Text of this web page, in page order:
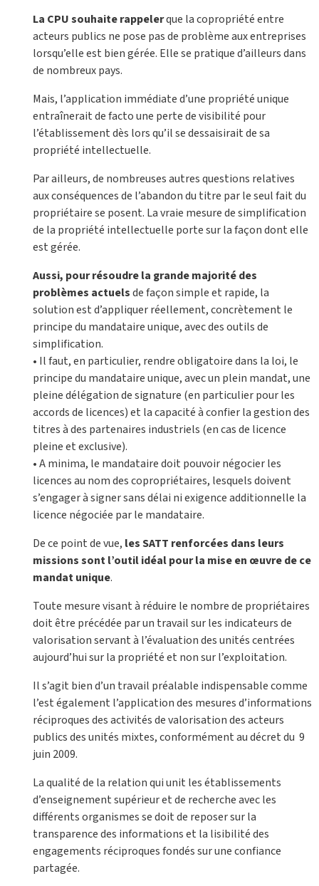
La CPU souhaite rappelerque la copropriété entre
acteurs publics ne pose pas de problème aux entreprises
lorsqu’elle est bien gérée. Elle se pratique d’ailleurs dans
de nombreux pays.
Mais, l’application immédiate d’une propriété unique
entraînerait de facto une perte de visibilité pour
l’établissement dès lors qu’il se dessaisirait de sa
propriété intellectuelle.
Par ailleurs, de nombreuses autres questions relatives
aux conséquences de l’abandon du titre par le seul fait du
propriétaire se posent. La vraie mesure de simplification
de la propriété intellectuelle porte sur la façon dont elle
est gérée.
Aussi, pour résoudre la grande majorité des
problèmes actuelsde façon simple et rapide, la
solution est d’appliquer réellement, concrètement le
principe du mandataire unique, avec des outils de
simplification.
• Il faut, en particulier, rendre obligatoire dans la loi, le
principe du mandataire unique, avec un plein mandat, une
pleine délégation de signature (en particulier pour les
accords de licences) et la capacité à confier la gestion des
titres à des partenaires industriels (en cas de licence
pleine et exclusive).
• A minima, le mandataire doit pouvoir négocier les
licences au nom des copropriétaires, lesquels doivent
s’engager à signer sans délai ni exigence additionnelle la
licence négociée par le mandataire.
De ce point de vue, les SATT renforcées dans leurs
missions sont l’outil idéal pour la mise en œuvre de ce
mandat unique.
Toute mesure visant à réduire le nombre de propriétaires
doit être précédée par un travail sur les indicateurs de
valorisation servant à l’évaluation des unités centrées
aujourd’hui sur la propriété et non sur l’exploitation.
Il s’agit bien d’un travail préalable indispensable comme
l’est également l’application des mesures d’informations
réciproques des activités de valorisation des acteurs
publics des unités mixtes, conformément au décret du 9
juin 2009.
La qualité de la relation qui unit les établissements
d’enseignement supérieur et de recherche avec les
différents organismes se doit de reposer sur la
transparence des informations et la lisibilité des
engagements réciproques fondés sur une confiance
partagée.